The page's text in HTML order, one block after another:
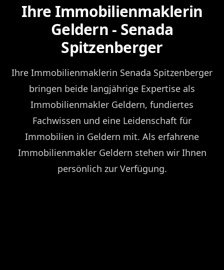
Ihre Immobilienmaklerin
Geldern - Senada
Spitzenberger
Ihre Immobilienmaklerin Senada Spitzenberger
bringen beide langjährige Expertise als
Immobilienmakler Geldern, fundiertes
Fachwissen und eine Leidenschaft für
Immobilien in Geldern mit. Als erfahrene
Immobilienmakler Geldern stehen wir Ihnen
persönlich zur Verfügung.